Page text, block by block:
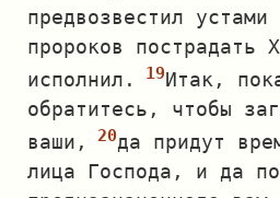
предвозвестил
пророков пострадать
исполнил.
Итак,
обратитесь, чтобы
ваши,
да придут
лица Господа, и да